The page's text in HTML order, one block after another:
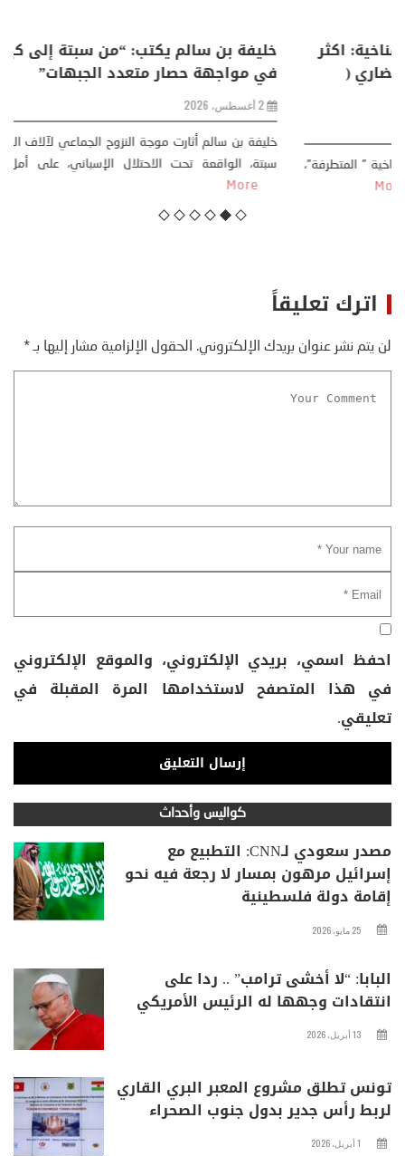
منذر بالضيافي يكتب حول: التغيرات المناخية: اكثر
من ظاهرة طبيعية .. تحول اجتماعي وحضاري (
مقاربة سوسيولوجية )
كتب: منذر بالضيافي بدأت قصتي مع التغييرات المناخية ” المتطرفة”،
منذ نهاية ثمانينات القرن الماضي، حين أطردنا ...
اترك تعليقاً
لن يتم نشر عنوان بريدك الإلكتروني. الحقول الإلزامية مشار إليها بـ*
احفظ اسمي، بريدي الإلكتروني، والموقع الإلكتروني
في هذا المتصفح لاستخدامها المرة المقبلة في
تعليقي.
كواليس وأحداث
مصدر سعودي لـCNN: التطبيع مع
إسرائيل مرهون بمسار لا رجعة فيه نحو
إقامة دولة فلسطينية
25 مايو، 2026
البابا: “لا أخشى ترامب” .. ردا على
انتقادات وجهها له الرئيس الأمريكي
13 أبريل، 2026
تونس تطلق مشروع المعبر البري القاري
لربط رأس جدير بدول جنوب الصحراء
1 أبريل، 2026